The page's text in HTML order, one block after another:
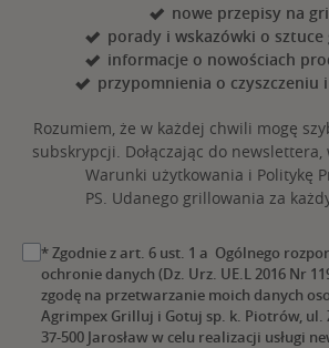
nowe przepisy na
porady i wskazówki o
informacje o nowościach
przypomnienia o czyszczeniu
Rozumiem, że w każdej chwili mogę
subskrypcji. Dołączając do
Warunki użytkowania i Politykę
PS. Udanego grillowania za
* Zgodnie z art. 6 ust. 1 a Ogólnego
ochronie danych (Dz. Urz. UE.L 2016 Nr
zgodę na przetwarzanie moich danych
Agrimpex Grilluj i Gotuj sp. k. Piotrów, ul.
37-500 Jarosław w celu realizacji usługi